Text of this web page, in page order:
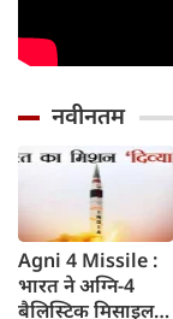
नवीनतम
Agni 4 Missile :
भारत ने अग्नि-4
बैलिस्टिक मिसाइल